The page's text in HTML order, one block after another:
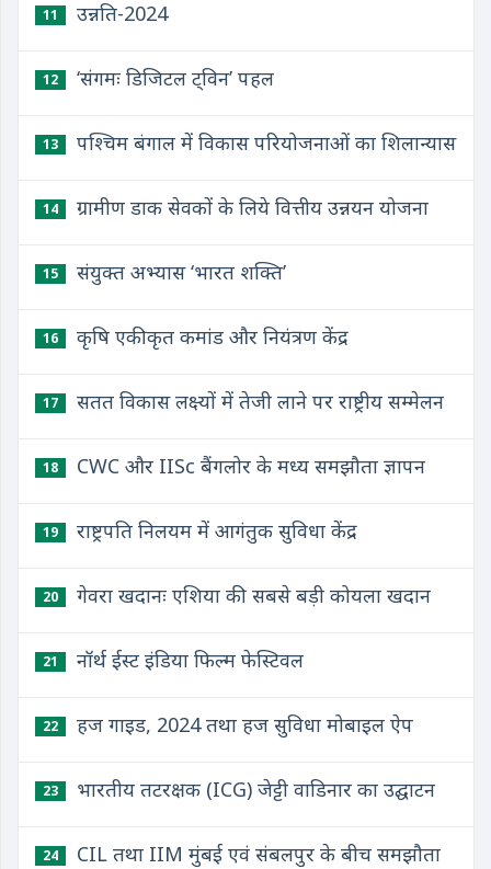
11 उन्नति-2024
12 ‘संगमः डिजिटल ट्विन’ पहल
13 पश्चिम बंगाल में विकास परियोजनाओं का शिलान्यास
14 ग्रामीण डाक सेवकों के लिये वित्तीय उन्नयन योजना
15 संयुक्त अभ्यास ‘भारत शक्ति’
16 कृषि एकीकृत कमांड और नियंत्रण केंद्र
17 सतत विकास लक्ष्यों में तेजी लाने पर राष्ट्रीय सम्मेलन
18 CWC और IISc बैंगलोर के मध्य समझौता ज्ञापन
19 राष्ट्रपति निलयम में आगंतुक सुविधा केंद्र
20 गेवरा खदानः एशिया की सबसे बड़ी कोयला खदान
21 नॉर्थ ईस्ट इंडिया फिल्म फेस्टिवल
22 हज गाइड, 2024 तथा हज सुविधा मोबाइल ऐप
23 भारतीय तटरक्षक (ICG) जेट्टी वाडिनार का उद्घाटन
24
CIL तथा IIM मुंबई एवं संबलपुर के बीच समझौता